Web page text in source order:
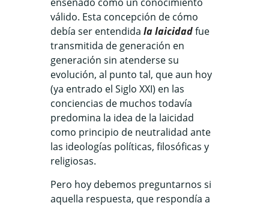
válido. Esta concepción de cómo
debía ser entendida la laicidadfue
transmitida de generación en
generación sin atenderse su
evolución, al punto tal, que aun hoy
(ya entrado el Siglo XXI) en las
conciencias de muchos todavía
predomina la idea de la laicidad
como principio de neutralidad ante
las ideologías políticas, filosóficas y
religiosas.
Pero hoy debemos preguntarnos si
aquella respuesta, que respondía a